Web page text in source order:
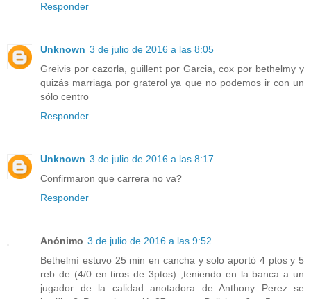
Responder
Unknown 3 de julio de 2016 a las 8:05
Greivis por cazorla, guillent por Garcia, cox por bethelmy y
quizás marriaga por graterol ya que no podemos ir con un
sólo centro
Responder
Unknown 3 de julio de 2016 a las 8:17
Confirmaron que carrera no va?
Responder
Anónimo 3 de julio de 2016 a las 9:52
Bethelmí estuvo 25 min en cancha y solo aportó 4 ptos y 5
reb de (4/0 en tiros de 3ptos) ,teniendo en la banca a un
jugador de la calidad anotadora de Anthony Perez se